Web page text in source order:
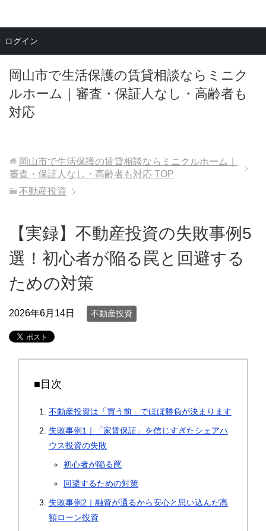
岡山市で生活保護の賃貸相談ならミニク
ルホーム｜審査・保証人なし・高齢者も
対応
メニュー
岡山市で生活保護の賃貸相談ならミニクルホーム｜
審査・保証人なし・高齢者も対応 TOP
不動産投資
【実録】不動産投資の失敗事例5
選！初心者が陥る罠と回避する
ための対策
2026年6月14日 不動産投資
■目次
不動産投資は「買う前」でほぼ勝負が決まります
失敗事例1｜「家賃保証」を信じすぎたシェアハ
ウス投資の失敗
初心者が陥る罠
回避するための対策
失敗事例2｜融資が通るから安心と思い込んだ高
額ローン投資
ログイン